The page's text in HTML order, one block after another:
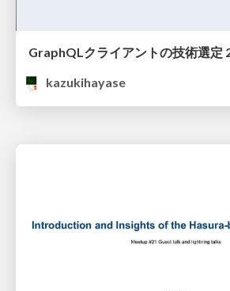
GraphQLクライアントの技術選定
kazukihayase